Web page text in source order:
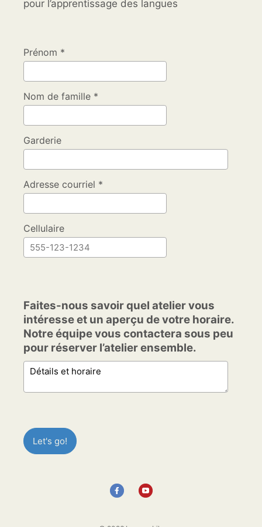
pour l’apprentissage des langues
Prénom *
Nom de famille *
Garderie
Adresse courriel *
Cellulaire
Faites-nous savoir quel atelier vous
intéresse et un aperçu de votre horaire.
Notre équipe vous contactera sous peu
pour réserver l’atelier ensemble.
Faites-nous savoir quel atelier vous intéresse et un
Let's go!